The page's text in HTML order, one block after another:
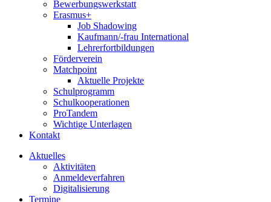
Bewerbungswerkstatt
Erasmus+
Job Shadowing
Kaufmann/-frau International
Lehrerfortbildungen
Förderverein
Matchpoint
Aktuelle Projekte
Schulprogramm
Schulkooperationen
ProTandem
Wichtige Unterlagen
Kontakt
Aktuelles
Aktivitäten
Anmeldeverfahren
Digitalisierung
Termine